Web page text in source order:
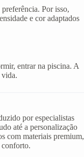
Por isso,
e cor adaptados
entrar na piscina. A
vida.
por especialistas
até a personalização
com materiais premium,
conforto.